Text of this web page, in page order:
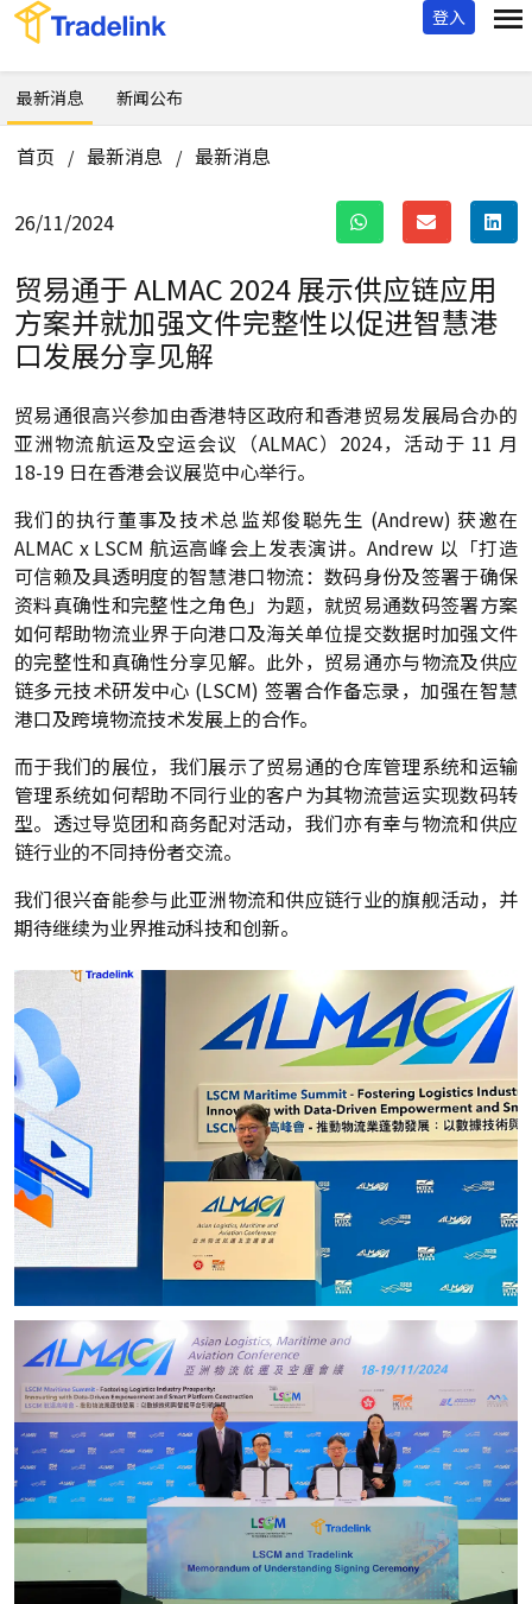
登入
最新消息 新闻公布
首页 / 最新消息 / 最新消息
26/11/2024
贸易通于 ALMAC 2024 展示供应链应用
方案并就加强文件完整性以促进智慧港
口发展分享见解
贸易通很高兴参加由香港特区政府和香港贸易发展局合办的
亚洲物流航运及空运会议（ALMAC）2024，活动于 11 月
18-19 日在香港会议展览中心举行。
我们的执行董事及技术总监郑俊聪先生 (Andrew) 获邀在
ALMAC x LSCM 航运高峰会上发表演讲。Andrew 以「打造
可信赖及具透明度的智慧港口物流：数码身份及签署于确保
资料真确性和完整性之角色」为题，就贸易通数码签署方案
如何帮助物流业界于向港口及海关单位提交数据时加强文件
的完整性和真确性分享见解。此外，贸易通亦与物流及供应
链多元技术研发中心 (LSCM) 签署合作备忘录，加强在智慧
港口及跨境物流技术发展上的合作。
而于我们的展位，我们展示了贸易通的仓库管理系统和运输
管理系统如何帮助不同行业的客户为其物流营运实现数码转
型。透过导览团和商务配对活动，我们亦有幸与物流和供应
链行业的不同持份者交流。
我们很兴奋能参与此亚洲物流和供应链行业的旗舰活动，并
期待继续为业界推动科技和创新。